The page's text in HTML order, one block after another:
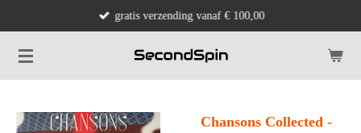
naar
de
gratis verzending vanaf € 100,00
Chansons Collected -